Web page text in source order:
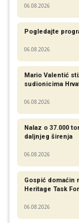
06.08.2026
Pogledajte
06.08.2026
Mario Valentić
sudionicima
06.08.2026
Nalaz o 37.000
daljnjeg širenja
06.08.2026
Gospić domaćin
Heritage Task
06.08.2026